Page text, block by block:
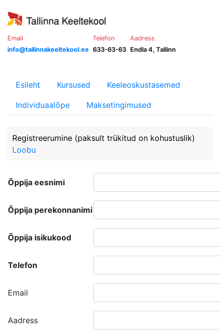
Email
info@tallinnakeeltekool.ee
Telefon
633-63-63
Aadress
Endla 4, Tallinn
Esileht Kursused Keeleoskustasemed
Individuaalõpe Maksetingimused
Registreerumine (paksult trükitud on kohustuslik)
Loobu
Õppija eesnimi
Õppija perekonnanimi
Õppija isikukood
Telefon
Email
Aadress